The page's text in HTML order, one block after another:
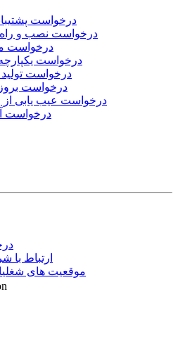
درخواست
درخواست نصب و راه
درخواست
درخواست
درخواست تولید
درخواست
درخواست عیب یابی از
درخواست
ارتباط با
موقعیت های شغلی